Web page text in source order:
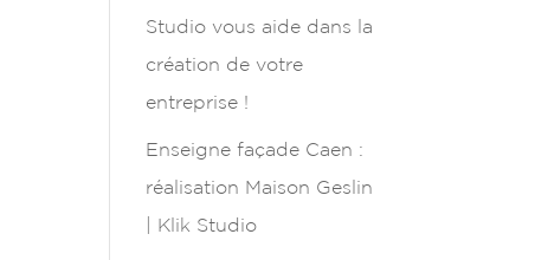
Studio vous aide dans la
création de votre
entreprise !
Enseigne façade Caen :
réalisation Maison Geslin
| Klik Studio